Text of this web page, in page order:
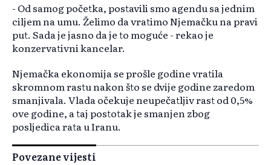
- Od samog početka, postavili smo agendu sa jednim
ciljem na umu. Želimo da vratimo Njemačku na pravi
put. Sada je jasno da je to moguće - rekao je
konzervativni kancelar.
Njemačka ekonomija se prošle godine vratila
skromnom rastu nakon što se dvije godine zaredom
smanjivala. Vlada očekuje neupečatljiv rast od 0,5%
ove godine, a taj postotak je smanjen zbog
posljedica rata u Iranu.
Povezane vijesti